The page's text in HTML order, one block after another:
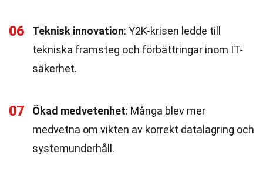
06 Teknisk innovation: Y2K-krisen ledde till
tekniska framsteg och förbättringar inom IT-
säkerhet.
07 Ökad medvetenhet: Många blev mer
medvetna om vikten av korrekt datalagring och
systemunderhåll.